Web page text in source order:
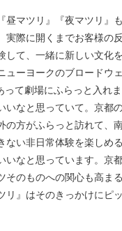
昼マツリ』『夜マツリ』
実際に開くまでお客様の
して、一緒に新しい文化
ーヨークのブロードウェ
って劇場にふらっと入れ
いなと思っていて。京都
の方がふらっと訪れて、
ない非日常体験を楽しめ
いなと思っています。京
そのものへの関心も高ま
リ』はそのきっかけにピ